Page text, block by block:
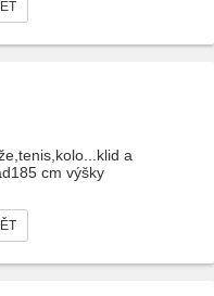
a
cm výšky